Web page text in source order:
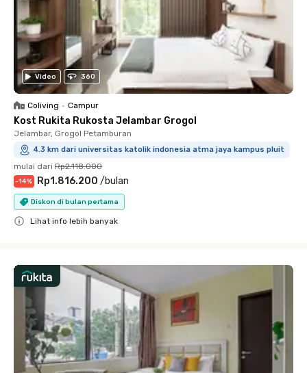
Video 360
Coliving • Campur
Kost Rukita Rukosta Jelambar Grogol
Jelambar, Grogol Petamburan
4.3 km dari universitas katolik indonesia atma jaya kampus pluit
mulai dari Rp2.118.000
-14% Rp1.816.200 /bulan
Diskon di bulan pertama
Lihat info lebih banyak